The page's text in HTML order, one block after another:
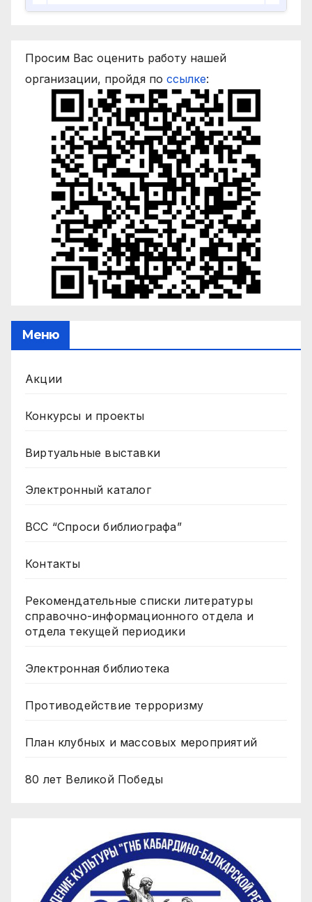
Просим Вас оценить работу нашей
организации, пройдя по ссылке:
Меню
Акции
Конкурсы и проекты
Виртуальные выставки
Электронный каталог
ВСС “Спроси библиографа”
Контакты
Рекомендательные списки литературы
справочно-информационного отдела и
отдела текущей периодики
Электронная библиотека
Противодействие терроризму
План клубных и массовых мероприятий
80 лет Великой Победы